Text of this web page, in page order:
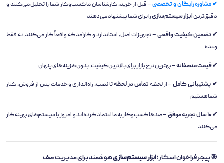
✔ مشاوره رایگان و تخصصی– قبل از خرید، کارشناسان ما کسب‌وکار شما را تحلیل می‌کنند و
دقیق‌ترینابزار سیستم‌سازیرا برای شما پیشنهاد می‌دهند
✔ تضمین کیفیت واقعی– تجهیزات اصل، استاندارد و کارآمد که واقعاً کار می‌کنند، نه فقط
وعده
✔ قیمت منصفانه– بهترین نرخ بازار برای بالاترین کیفیت، بدون هزینه‌های پنهان
✔ پشتیبانی کامل– از لحظهتماس در لحظهتا نصب، راه‌اندازی و خدمات پس از فروش، کنار
شما هستیم
✔ ۱۰ سال تجربه موفق
– صدها کسب‌وکار به ما اعتماد کرده‌اند و امروز با سیستم‌های بهینه کار
می‌کنند
🎯 پیجر فراخوان اسکار؛ابزار سیستم‌سازیهوشمند برای مدیریت صف